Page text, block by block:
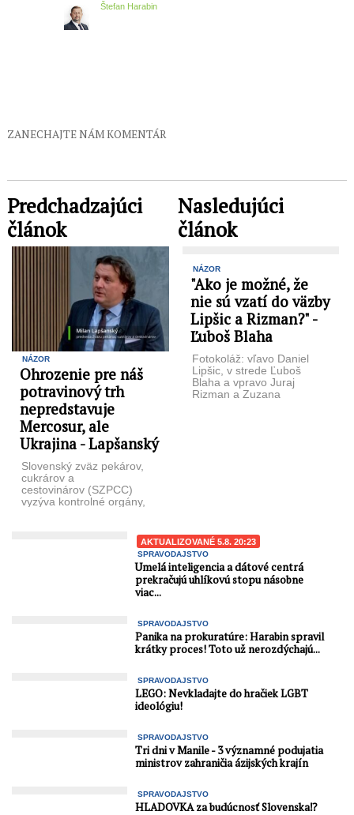
Štefan Harabin
ZANECHAJTE NÁM KOMENTÁR
Predchadzajúci
článok
NÁZOR
Ohrozenie pre náš
potravinový trh
nepredstavuje
Mercosur, ale
Ukrajina - Lapšanský
Slovenský zväz pekárov,
cukrárov a
cestovinárov (SZPCC)
vyzýva kontrolné orgány,
kvôli bezpečnosti potravín
Nasledujúci
článok
NÁZOR
"Ako je možné, že
nie sú vzatí do väzby
Lipšic a Rizman?" -
Ľuboš Blaha
Fotokoláž: vľavo Daniel
Lipšic, v strede Ľuboš
Blaha a vpravo Juraj
Rizman a Zuzana
AKTUALIZOVANÉ 5.8. 20:23
SPRAVODAJSTVO
Umelá inteligencia a dátové centrá
prekračujú uhlíkovú stopu násobne
viac...
SPRAVODAJSTVO
Panika na prokuratúre: Harabin spravil
krátky proces! Toto už nerozdýchajú...
SPRAVODAJSTVO
LEGO: Nevkladajte do hračiek LGBT
ideológiu!
SPRAVODAJSTVO
Tri dni v Manile - 3 významné podujatia
ministrov zahraničia ázijských krajín
SPRAVODAJSTVO
HLADOVKA za budúcnosť Slovenska⁉️